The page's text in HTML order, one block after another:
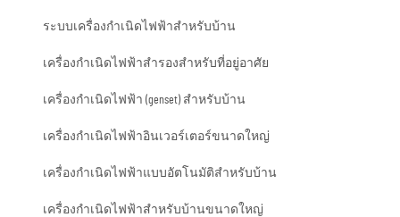
ระบบเครื่องกำเนิดไฟฟ้าสำหรับบ้าน
เครื่องกำเนิดไฟฟ้าสำรองสำหรับที่อยู่อาศัย
เครื่องกำเนิดไฟฟ้า (genset) สำหรับบ้าน
เครื่องกำเนิดไฟฟ้าอินเวอร์เตอร์ขนาดใหญ่
เครื่องกำเนิดไฟฟ้าแบบอัตโนมัติสำหรับบ้าน
เครื่องกำเนิดไฟฟ้าสำหรับบ้านขนาดใหญ่